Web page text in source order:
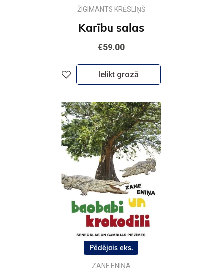
ŽIGIMANTS KRĒSLIŅŠ
Karību salas
€59.00
Ielikt grozā
Pēdējais eks.
ZANE ENIŅA